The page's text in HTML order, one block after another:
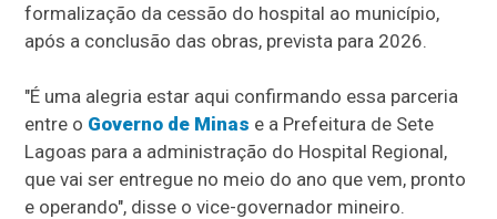
formalização da cessão do hospital ao município,
após a conclusão das obras, prevista para 2026.
"É uma alegria estar aqui confirmando essa parceria
entre o Governo de Minas e a Prefeitura de Sete
Lagoas para a administração do Hospital Regional,
que vai ser entregue no meio do ano que vem, pronto
e operando", disse o vice-governador mineiro.